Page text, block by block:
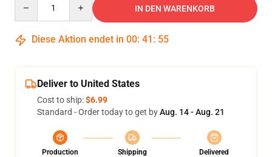
IN DEN WARENKORB
Diese Aktion endet in 00: 41 : 55
Deliver to United States
Cost to ship:$6.99
Standard - Order today to get byAug. 14 - Aug. 21
Production
Shipping
Delivered